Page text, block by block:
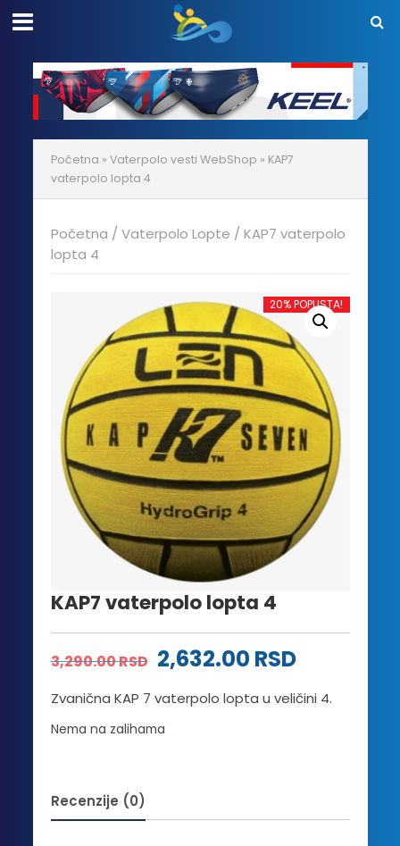
Početna » Vaterpolo vesti WebShop » KAP7
vaterpolo lopta 4
Početna / Vaterpolo Lopte / KAP7 vaterpolo
lopta 4
20% POPUSTA!
KAP7 vaterpolo lopta 4
3,290.00RSD 2,632.00 RSD
Zvanična KAP 7 vaterpolo lopta u veličini 4.
Nema na zalihama
Recenzije (0)